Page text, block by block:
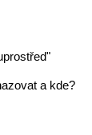
a kde?